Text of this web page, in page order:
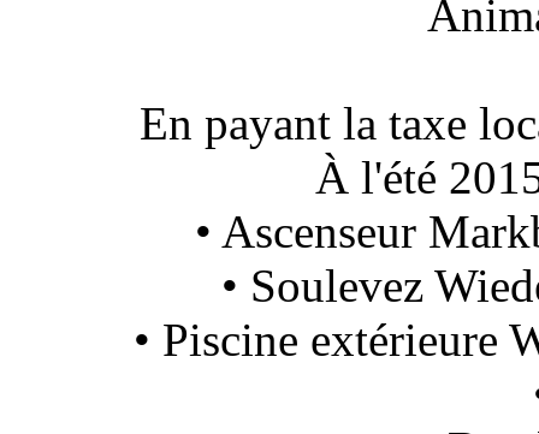
En payant la taxe
À l'été
• Ascenseur
• Soulevez
• Piscine extérieure